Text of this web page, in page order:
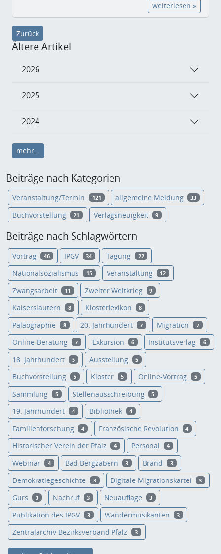
weiterlesen »
Zurück
Ältere Artikel
2026
2025
2024
mehr...
Beiträge nach Kategorien
Veranstaltung/Termin 121 allgemeine Meldung 33
Buchvorstellung 21 Verlagsneuigkeit 9
Beiträge nach Schlagwörtern
Vortrag 46 IPGV 34 Tagung 22
Nationalsozialismus 15 Veranstaltung 12
Zwangsarbeit 11 Zweiter Weltkrieg 9
Kaiserslautern 8 Klosterlexikon 8
Paläographie 8 20. Jahrhundert 7 Migration 7
Online-Beratung 7 Exkursion 6 Institutsverlag 6
18. Jahrhundert 5 Ausstellung 5
Buchvorstellung 5 Kloster 5 Online-Vortrag 5
Sammlung 5 Stellenausschreibung 5
19. Jahrhundert 4 Bibliothek 4
Familienforschung 4 Französische Revolution 4
Historischer Verein der Pfalz 4 Personal 4
Webinar 4 Bad Bergzabern 3 Brand 3
Demokratiegeschichte 3 Digitale Migrationskartei 3
Gurs 3 Nachruf 3 Neuauflage 3
Publikation des IPGV 3 Wandermusikanten 3
Zentralarchiv Bezirksverband Pfalz 3